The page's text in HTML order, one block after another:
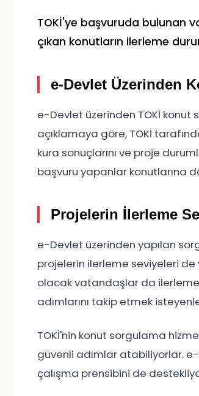
TOKİ'ye başvuruda bulunan
çıkan konutların ilerleme
e-Devlet Üzerinden
e-Devlet üzerinden TOKİ
açıklamaya göre, TOKİ
kura sonuçlarını ve proje
başvuru yapanlar konutlarına
Projelerin İlerleme
e-Devlet üzerinden yapılan
projelerin ilerleme seviyeleri de
olacak vatandaşlar da ilerleme
adımlarını takip etmek
TOKİ'nin konut sorgulama
güvenli adımlar atabiliyorlar.
çalışma prensibini de